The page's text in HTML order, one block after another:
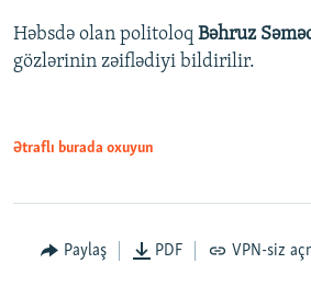
Həbsdə olan politoloq Bəhruz
gözlərinin zəiflədiyi bildirilir.
Ətraflı burada oxuyun
Paylaş PDF VPN-siz